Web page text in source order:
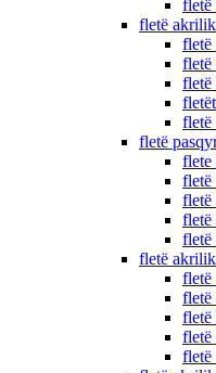
fletë
fletë
fletë
fletë
fletë
fletë
flete
fletë
fletë
fletë
fletë
fletë
fletë
fletë
fletë
fletë
fletë